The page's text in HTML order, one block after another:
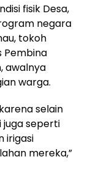
fisik Desa,
negara
tokoh
Pembina
awalnya
warga.
selain
juga seperti
irigasi
mereka,”